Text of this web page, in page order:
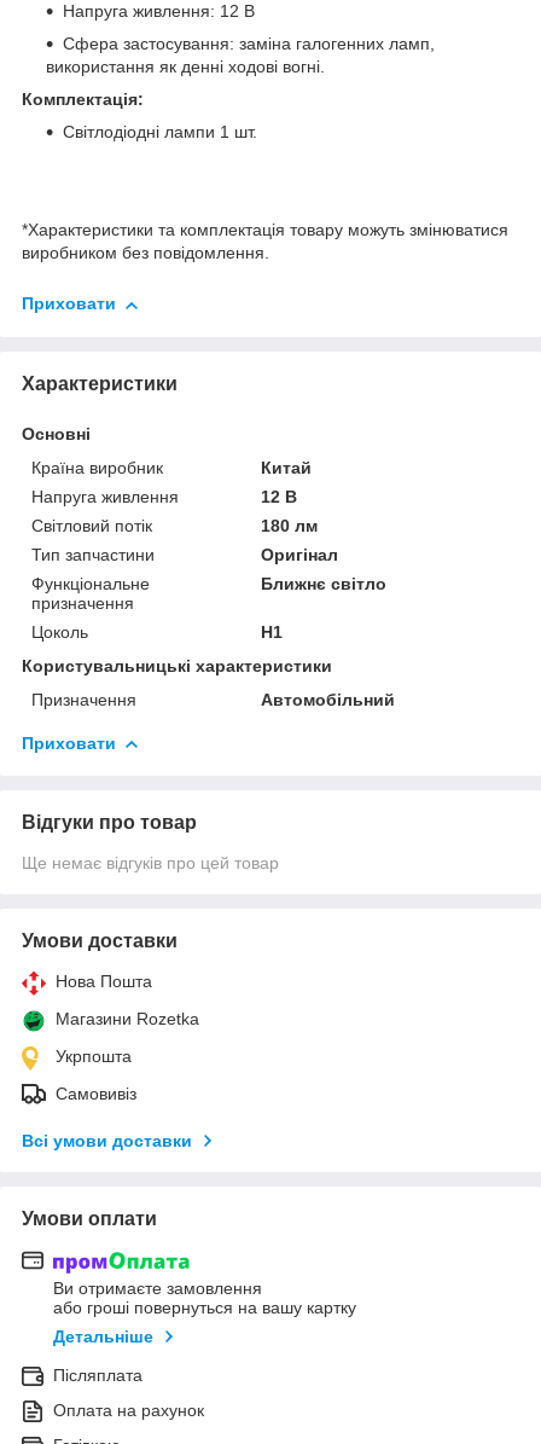
Напруга живлення: 12 В
Сфера застосування: заміна галогенних ламп,
використання як денні ходові вогні.
Комплектація:
Світлодіодні лампи 1 шт.
*Характеристики та комплектація товару можуть змінюватися
виробником без повідомлення.
Приховати
Характеристики
Основні
Країна виробник
Китай
Напруга живлення
12 В
Світловий потік
180 лм
Тип запчастини
Оригінал
Функціональне
призначення
Ближнє світло
Цоколь
H1
Користувальницькі характеристики
Призначення
Автомобільний
Приховати
Відгуки про товар
Ще немає відгуків про цей товар
Умови доставки
Нова Пошта
Магазини Rozetka
Укрпошта
Самовивіз
Всі умови доставки
Умови оплати
Ви отримаєте замовлення
або гроші повернуться на вашу картку
Детальніше
Післяплата
Оплата на рахунок